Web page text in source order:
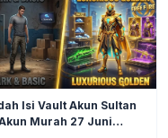
Isi Vault Akun Sultan
Murah 27 Juni